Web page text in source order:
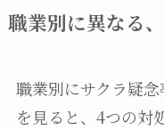
職業別に異なる
職業別にサクラ疑念
を見ると、4つの対